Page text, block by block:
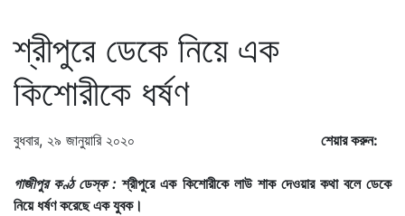
শ্রীপুরে ডেকে নিয়ে এক
কিশোরীকে ধর্ষণ
বুধবার, ২৯ জানুয়ারি ২০২০ শেয়ার করুন:
গাজীপুর কণ্ঠ ডেস্ক : শ্রীপুরে এক কিশোরীকে লাউ শাক দেওয়ার কথা বলে ডেকে
নিয়ে ধর্ষণ করেছে এক যুবক।